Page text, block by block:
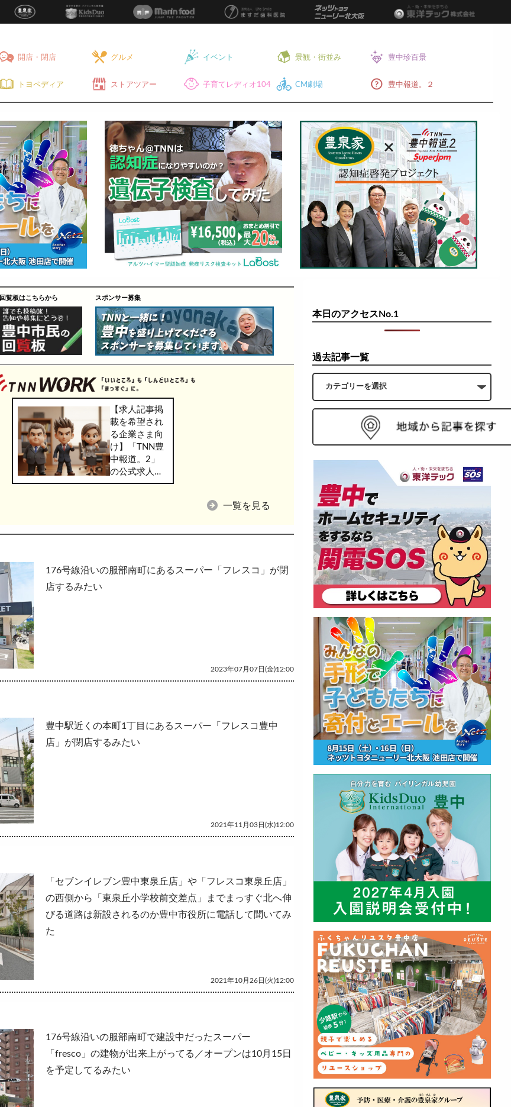
開店・閉店 グルメ イベント 景観・街並み 豊中珍百景
トヨペディア ストアツアー 子育てレディオ104 CM劇場 豊中報道。２
回覧板はこちらから スポンサー募集
【求人記事掲
載を希望され
る企業さま向
け】「TNN豊
中報道。2」
の公式求人情
報サービス
して
一覧を見る
176号線沿いの服部南町にあるスーパー「フレスコ」が閉
店するみたい
2023年07月07日(金)12:00
豊中駅近くの本町1丁目にあるスーパー「フレスコ豊中
店」が閉店するみたい
2021年11月03日(水)12:00
「セブンイレブン豊中東泉丘店」や「フレスコ東泉丘店」
の西側から「東泉丘小学校前交差点」までまっすぐ北へ伸
びる道路は新設されるのか豊中市役所に電話して聞いてみ
た
2021年10月26日(火)12:00
176号線沿いの服部南町で建設中だったスーパー
「fresco」の建物が出来上がってる／オープンは10月15日
を予定してるみたい
本日のアクセスNo.1
過去記事一覧